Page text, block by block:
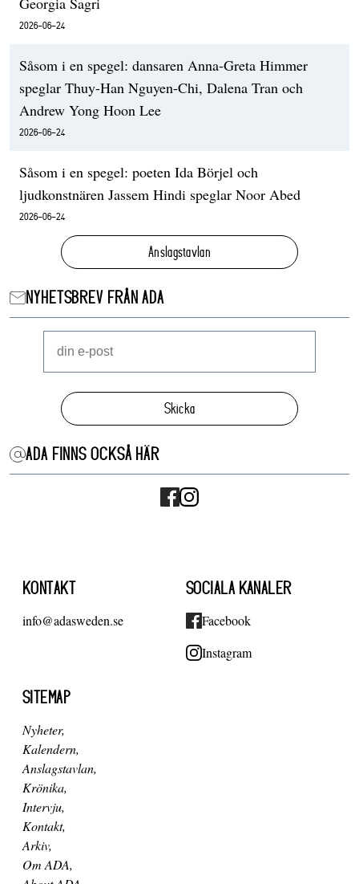
2026-06-24
Såsom i en spegel: dansaren Anna-Greta Himmer
speglar Thuy-Han Nguyen-Chi, Dalena Tran och
Andrew Yong Hoon Lee
2026-06-24
Såsom i en spegel: poeten Ida Börjel och
ljudkonstnären Jassem Hindi speglar Noor Abed
2026-06-24
Anslagstavlan
NYHETSBREV FRÅN ADA
Skicka
ADA FINNS OCKSÅ HÄR
KONTAKT
info@adasweden.se
SOCIALA KANALER
Facebook
Instagram
SITEMAP
Nyheter
Kalendern
Anslagstavlan
Krönika
Intervju
Kontakt
Arkiv
Om ADA